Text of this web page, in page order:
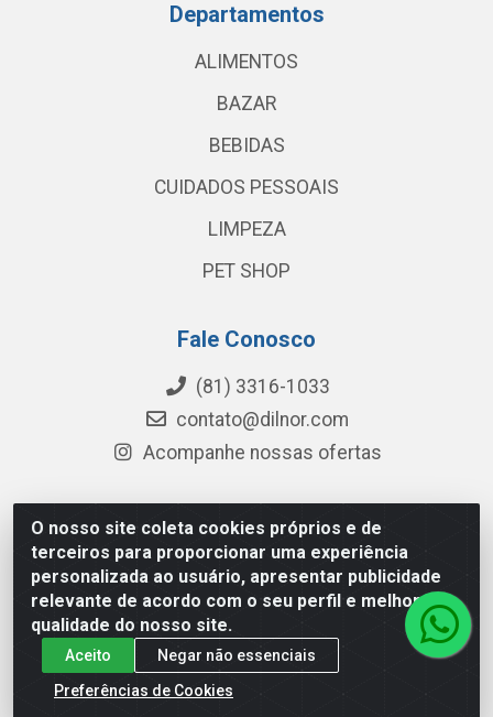
O nosso site coleta cookies próprios e de
terceiros para proporcionar uma experiência
personalizada ao usuário, apresentar publicidade
relevante de acordo com o seu perfil e melhorar a
qualidade do nosso site.
Aceito
Negar não essenciais
Preferências de Cookies
Departamentos
ALIMENTOS
BAZAR
BEBIDAS
CUIDADOS PESSOAIS
LIMPEZA
PET SHOP
Fale Conosco
(81) 3316-1033
contato@dilnor.com
Acompanhe nossas ofertas
Dilnor Distribuidora - Rua Professor Joaquim Cavalcanti,
975 - Iputinga - Recife/PE - CEP 50800-010 - CNPJ
04.054.534/0001-51